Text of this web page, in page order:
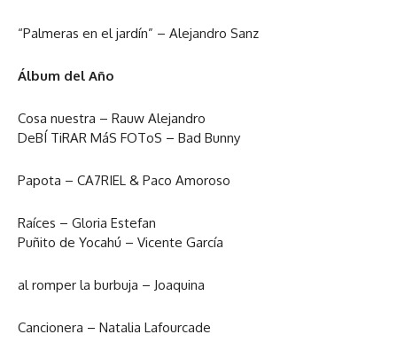
“Palmeras en el jardín” – Alejandro Sanz
Álbum del Año
Cosa nuestra – Rauw Alejandro
DeBÍ TiRAR MáS FOToS – Bad Bunny
Papota – CA7RIEL & Paco Amoroso
Raíces – Gloria Estefan
Puñito de Yocahú – Vicente García
al romper la burbuja – Joaquina
Cancionera – Natalia Lafourcade